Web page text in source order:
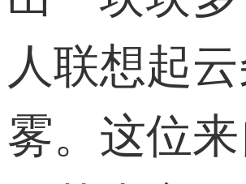
恭喜
人联想起
雾。这位